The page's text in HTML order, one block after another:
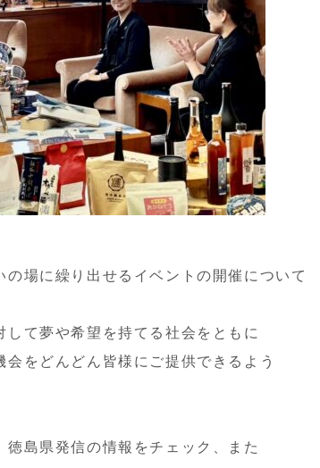
場に繰り出せるイベントの開催について
て夢や希望を持てる社会をともに
をどんどん皆様にご提供できるよう
島県発信の情報をチェック、また